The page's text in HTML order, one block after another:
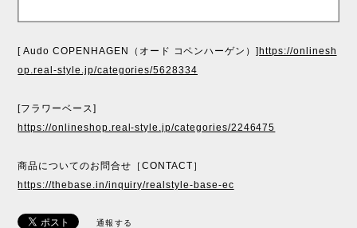
[ Audo COPENHAGEN（オード コペンハーゲン）] https://onlinesh
op.real-style.jp/categories/5628334
[フラワーベース]
https://onlineshop.real-style.jp/categories/2246475
商品についてのお問合せ［CONTACT］
https://thebase.in/inquiry/realstyle-base-ec
通報する